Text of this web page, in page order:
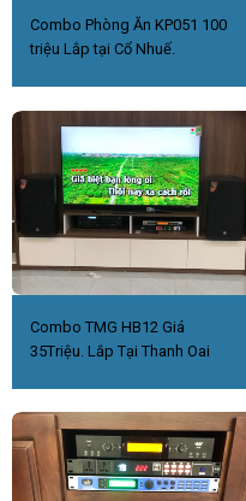
Combo Phòng Ăn KP051 100
triệu Lắp tại Cổ Nhuế.
Combo TMG HB12 Giá
35Triệu. Lắp Tại Thanh Oai